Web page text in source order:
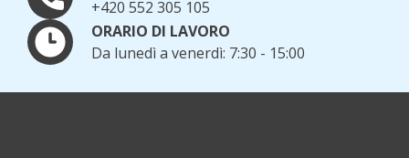
+420 552 305 105
ORARIO DI LAVORO
Da lunedì a venerdì: 7:30 - 15:00